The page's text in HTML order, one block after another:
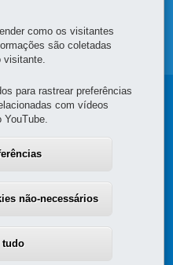
GERAL DE
4º Andar - Ala C - Centro Cívico
6273
como os visitantes
são coletadas
visitante.
para rastrear preferências
com vídeos
YouTube.
não-necessários
tudo